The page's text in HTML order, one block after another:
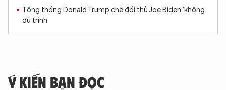
Tổng thống Donald Trump chê đối thủ Joe Biden ‘không
đủ trình’
Ý KIẾN BẠN ĐỌC